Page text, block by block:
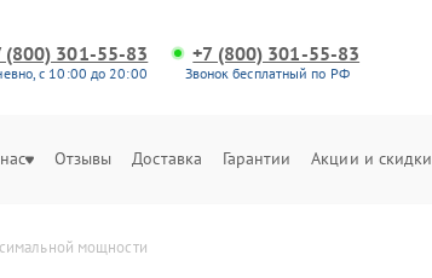
(800) 301-55-83
с 10:00 до 20:00
+7 (800) 301-55-83
Звонок бесплатный по РФ
Отзывы Доставка Гарантии Акции и скидки
мощности